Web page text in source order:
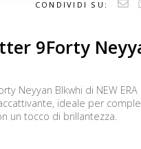
CONDIVIDI SU:
9Forty
Neyyan Blkwhi di NEW
ideale per
un tocco di brillantezza.